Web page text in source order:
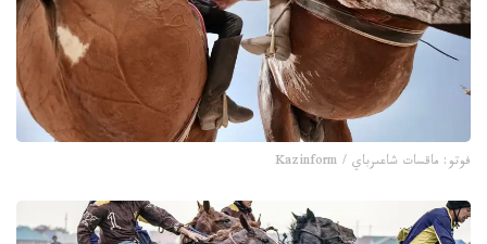
فوتو: ماقسات شاعىرباي / Kazinform